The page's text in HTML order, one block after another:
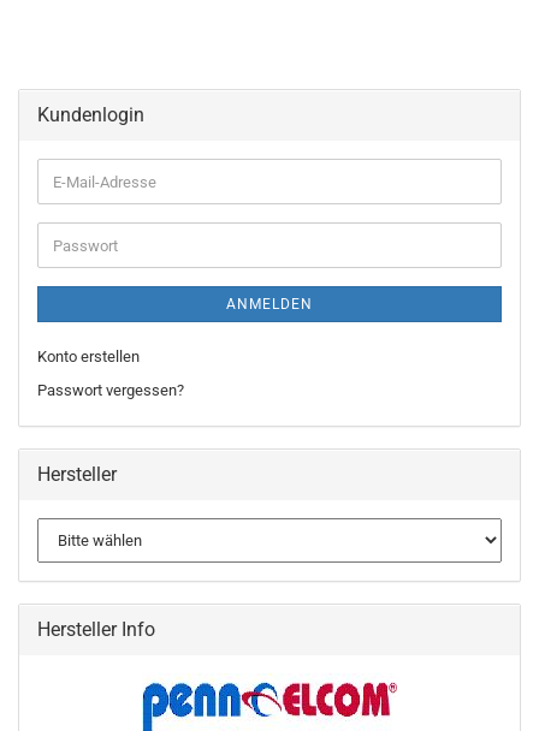
Kundenlogin
ANMELDEN
Konto erstellen
Passwort vergessen?
Hersteller
Hersteller Info